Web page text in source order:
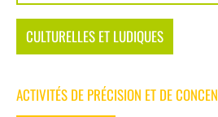
CULTURELLES ET LUDIQUES
ACTIVITÉS DE PRÉCISION ET DE